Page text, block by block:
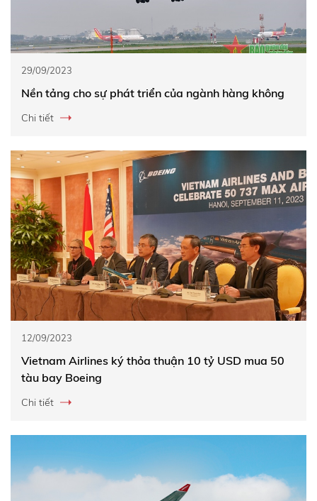
29/09/2023
Nền tảng cho sự phát triển của ngành hàng không
Chi tiết
12/09/2023
Vietnam Airlines ký thỏa thuận 10 tỷ USD mua 50
tàu bay Boeing
Chi tiết